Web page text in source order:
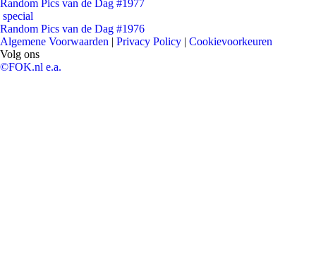
Random Pics van de Dag #1977
special
Random Pics van de Dag #1976
Algemene Voorwaarden | Privacy Policy | Cookievoorkeuren
Volg ons
©FOK.nl e.a.